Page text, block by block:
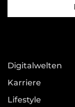
Digitalwelten
Karriere
Lifestyle